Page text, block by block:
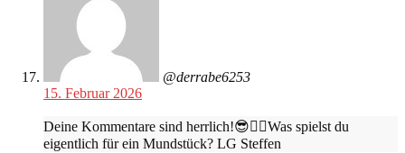
@derrabe6253
15. Februar 2026
Deine Kommentare sind herrlich!😎👍🏻Was spielst du
eigentlich für ein Mundstück? LG Steffen